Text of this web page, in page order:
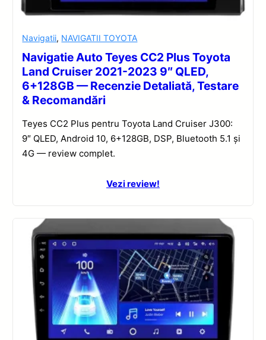
Navigatii, NAVIGATII TOYOTA
Navigatie Auto Teyes CC2 Plus Toyota
Land Cruiser 2021-2023 9″ QLED,
6+128GB — Recenzie Detaliată, Testare
& Recomandări
Teyes CC2 Plus pentru Toyota Land Cruiser J300:
9″ QLED, Android 10, 6+128GB, DSP, Bluetooth 5.1 și
4G — review complet.
Vezi review!